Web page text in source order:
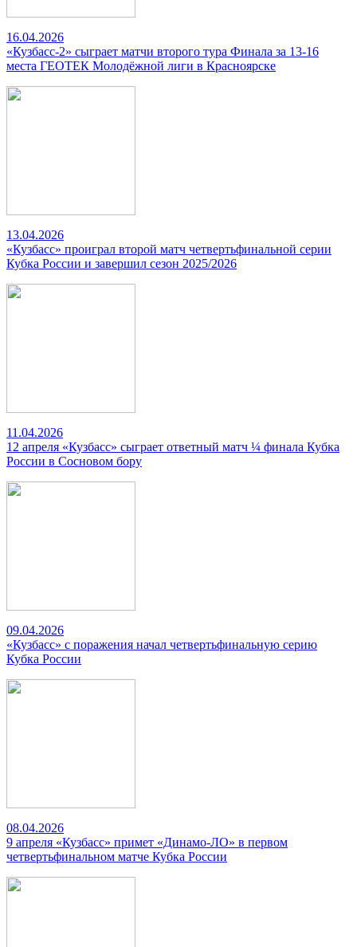
16.04.2026
«Кузбасс-2» сыграет матчи второго тура Финала за 13-16
места ГЕОТЕК Молодёжной лиги в Красноярске
13.04.2026
«Кузбасс» проиграл второй матч четвертьфинальной серии
Кубка России и завершил сезон 2025/2026
11.04.2026
12 апреля «Кузбасс» сыграет ответный матч ¼ финала Кубка
России в Сосновом бору
09.04.2026
«Кузбасс» с поражения начал четвертьфинальную серию
Кубка России
08.04.2026
9 апреля «Кузбасс» примет «Динамо-ЛО» в первом
четвертьфинальном матче Кубка России